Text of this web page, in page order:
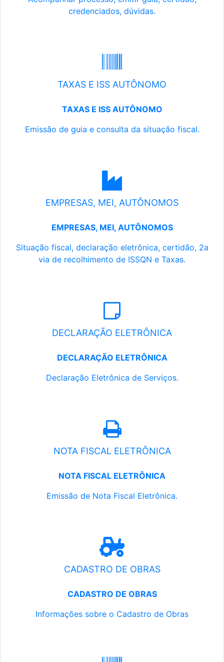
credenciados, dúvidas.
TAXAS E ISS AUTÔNOMO
TAXAS E ISS AUTÔNOMO
Emissão de guia e consulta da situação fiscal.
EMPRESAS, MEI, AUTÔNOMOS
EMPRESAS, MEI, AUTÔNOMOS
Situação fiscal, declaração eletrônica, certidão, 2a
via de recolhimento de ISSQN e Taxas.
DECLARAÇÃO ELETRÔNICA
DECLARAÇÃO ELETRÔNICA
Declaração Eletrônica de Serviços.
NOTA FISCAL ELETRÔNICA
NOTA FISCAL ELETRÔNICA
Emissão de Nota Fiscal Eletrônica.
CADASTRO DE OBRAS
CADASTRO DE OBRAS
Informações sobre o Cadastro de Obras